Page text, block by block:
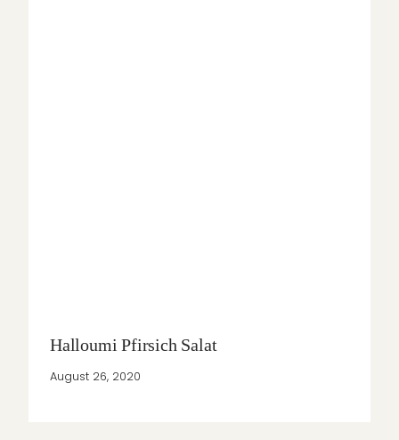
Halloumi Pfirsich Salat
August 26, 2020